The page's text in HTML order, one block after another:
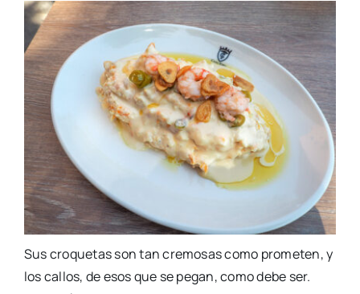
Sus croquetas son tan cremosas como prometen, y
los callos, de esos que se pegan, como debe ser.